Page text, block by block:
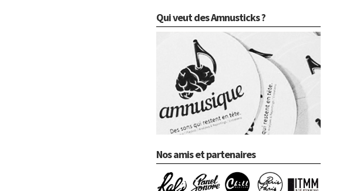
Qui veut des Amnusticks ?
Nos amis et partenaires